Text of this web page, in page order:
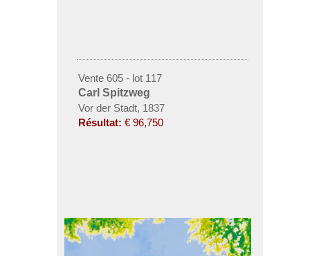
Vente 605 - lot 117
Carl Spitzweg
Vor der Stadt, 1837
Résultat: € 96,750